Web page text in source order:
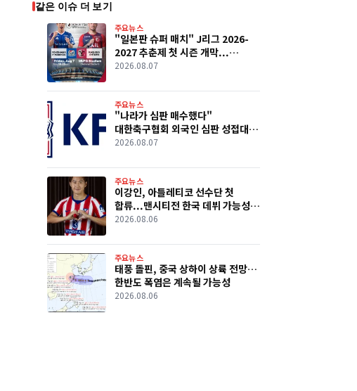
같은 이슈 더 보기
주요뉴스
"일본판 슈퍼 매치" J리그 2026-
2027 추춘제 첫 시즌 개막...
요코하마 F.마리노스·가시마
2026.08.07
주요뉴스
"나라가 심판 매수했다"
대한축구협회 외국인 심판 성접대
의혹 파장
2026.08.07
주요뉴스
이강인, 아틀레티코 선수단 첫
합류...맨시티전 한국 데뷔 가능성
커졌다
2026.08.06
주요뉴스
태풍 돌핀, 중국 상하이 상륙 전망…
한반도 폭염은 계속될 가능성
2026.08.06